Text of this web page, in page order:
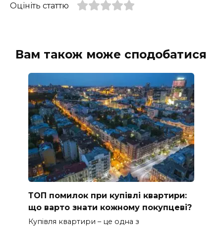
Оцініть статтю
Вам також може сподобатися
ТОП помилок при купівлі квартири:
що варто знати кожному покупцеві?
Купівля квартири – це одна з